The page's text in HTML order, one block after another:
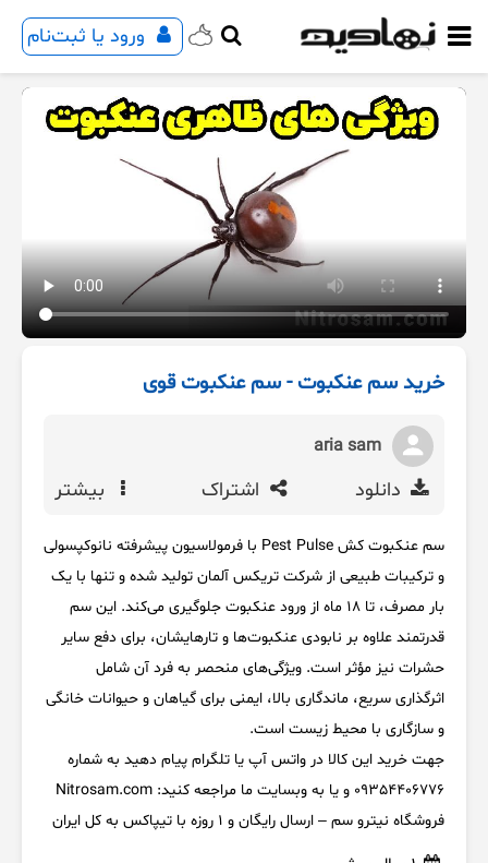
ورود یا ثبت‌نام
خرید سم عنکبوت - سم عنکبوت قوی
aria sam
دانلود اشتراک بیشتر
سم عنکبوت کش Pest Pulse با فرمولاسیون پیشرفته نانوکپسولی
و ترکیبات طبیعی از شرکت تریکس آلمان تولید شده و تنها با یک
بار مصرف، تا 18 ماه از ورود عنکبوت جلوگیری می‌کند. این سم
قدرتمند علاوه بر نابودی عنکبوت‌ها و تارهایشان، برای دفع سایر
حشرات نیز مؤثر است. ویژگی‌های منحصر به فرد آن شامل
اثرگذاری سریع، ماندگاری بالا، ایمنی برای گیاهان و حیوانات خانگی
و سازگاری با محیط زیست است.
جهت خرید این کالا در واتس آپ یا تلگرام پیام دهید به شماره
09354406776 و یا به وبسایت ما مراجعه کنید: Nitrosam.com
فروشگاه نیترو سم – ارسال رایگان و 1 روزه با تیپاکس به کل ایران